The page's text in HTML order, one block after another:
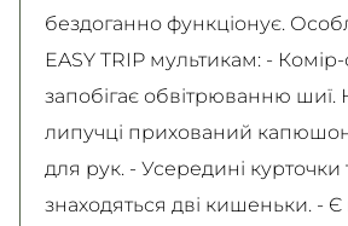
бездоганно функціонує.
EASY TRIP мультикам: -
запобігає обвітрюванню шиї.
липучці прихований
для рук. - Усередині курточки
знаходяться дві кишеньки. -